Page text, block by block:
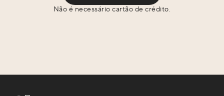
Não é necessário cartão de crédito.